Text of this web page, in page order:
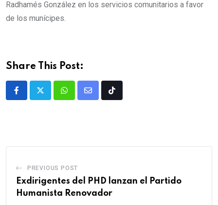
Radhamés González en los servicios comunitarios a favor
de los munícipes.
Share This Post:
PREVIOUS POST
Exdirigentes del PHD lanzan el Partido
Humanista Renovador